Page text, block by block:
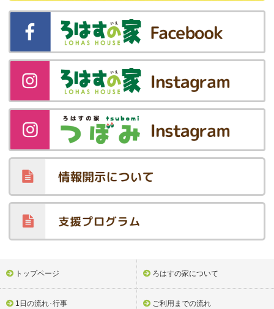
トップページ ろはすの家について
1日の流れ･行事 ご利用までの流れ